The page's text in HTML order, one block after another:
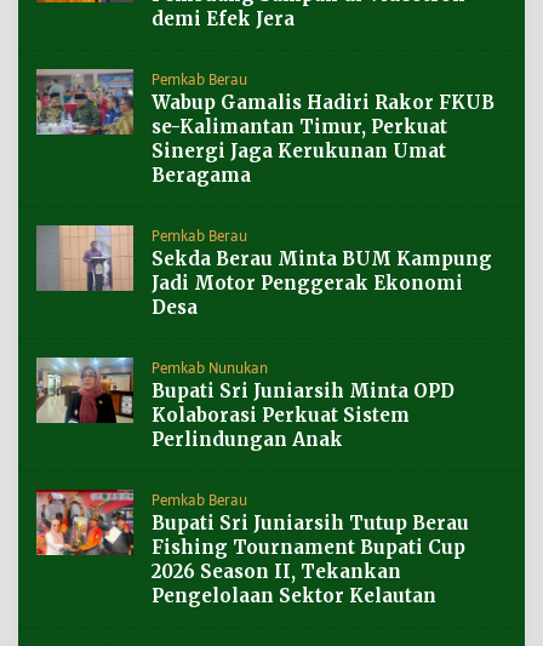
demi Efek Jera
Pemkab Berau
Wabup Gamalis Hadiri Rakor FKUB
se-Kalimantan Timur, Perkuat
Sinergi Jaga Kerukunan Umat
Beragama
Pemkab Berau
Sekda Berau Minta BUM Kampung
Jadi Motor Penggerak Ekonomi
Desa
Pemkab Nunukan
Bupati Sri Juniarsih Minta OPD
Kolaborasi Perkuat Sistem
Perlindungan Anak
Pemkab Berau
Bupati Sri Juniarsih Tutup Berau
Fishing Tournament Bupati Cup
2026 Season II, Tekankan
Pengelolaan Sektor Kelautan